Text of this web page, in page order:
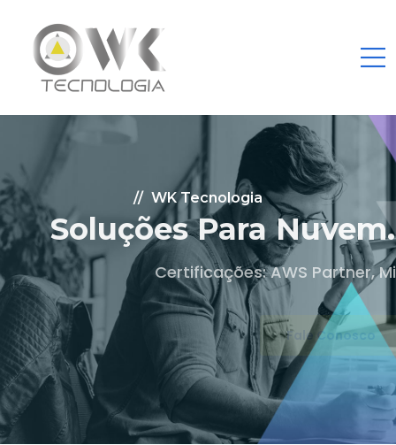
WK Tecnologia
Soluções Para Nuvem.
Certificações: AWS Partner, Microsoft Gold
Fale Conosco